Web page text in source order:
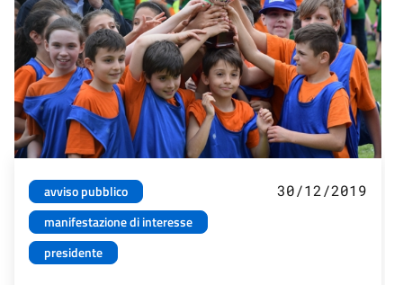
avviso pubblico
manifestazione di interesse
presidente
30/12/2019